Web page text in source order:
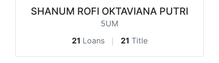
SHANUM ROFI OKTAVIANA PUTRI
5UM
21 Loans 21 Title